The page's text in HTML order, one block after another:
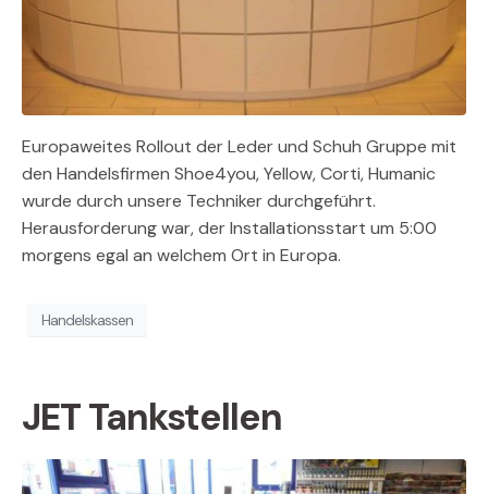
Europaweites Rollout der Leder und Schuh Gruppe mit
den Handelsfirmen Shoe4you, Yellow, Corti, Humanic
wurde durch unsere Techniker durchgeführt.
Herausforderung war, der Installationsstart um 5:00
morgens egal an welchem Ort in Europa.
Handelskassen
JET Tankstellen